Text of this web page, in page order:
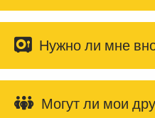
Нужно ли мне
Могут ли мои